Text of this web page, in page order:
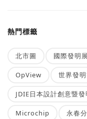
熱門標籤
北市圖 國際發明展
OpView 世界發
JDIE日本設計創意暨發
Microchip 永春